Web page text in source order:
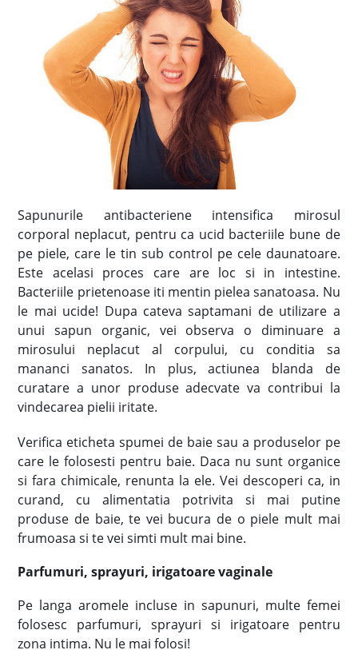
Sapunurile antibacteriene intensifica mirosul
corporal neplacut, pentru ca ucid bacteriile bune de
pe piele, care le tin sub control pe cele daunatoare.
Este acelasi proces care are loc si in intestine.
Bacteriile prietenoase iti mentin pielea sanatoasa. Nu
le mai ucide! Dupa cateva saptamani de utilizare a
unui sapun organic, vei observa o diminuare a
mirosului neplacut al corpului, cu conditia sa
mananci sanatos. In plus, actiunea blanda de
curatare a unor produse adecvate va contribui la
vindecarea pielii iritate.
Verifica eticheta spumei de baie sau a produselor pe
care le folosesti pentru baie. Daca nu sunt organice
si fara chimicale, renunta la ele. Vei descoperi ca, in
curand, cu alimentatia potrivita si mai putine
produse de baie, te vei bucura de o piele mult mai
frumoasa si te vei simti mult mai bine.
Parfumuri, sprayuri, irigatoare vaginale
Pe langa aromele incluse in sapunuri, multe femei
folosesc parfumuri, sprayuri si irigatoare pentru
zona intima. Nu le mai folosi!